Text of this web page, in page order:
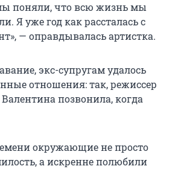
поняли, что всю жизнь мы
Я уже год как рассталась с
— оправдывалась артистка.
экс-супругам удалось
отношения: так, режиссер
позвонила, когда
окружающие не просто
а искренне полюбили